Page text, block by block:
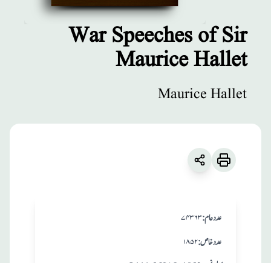
Hallet
War Speeches of Sir
Maurice Hallet
Maurice Hallet
۷۴۳۶۳:عدد عام
۱۸۵۲:عدد خاص